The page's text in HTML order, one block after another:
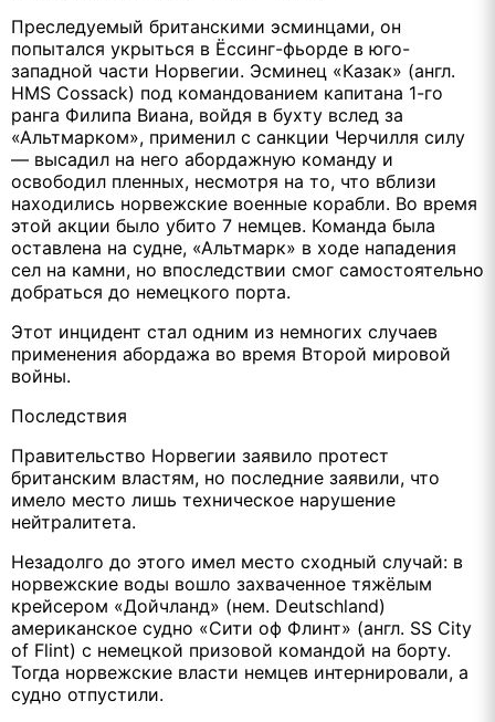
Преследуемый британскими эсминцами, он
попытался укрыться в Ёссинг-фьорде в юго-
западной части Норвегии. Эсминец «Казак» (англ.
HMS Cossack) под командованием капитана 1-го
ранга Филипа Виана, войдя в бухту вслед за
«Альтмарком», применил с санкции Черчилля силу
— высадил на него абордажную команду и
освободил пленных, несмотря на то, что вблизи
находились норвежские военные корабли. Во время
этой акции было убито 7 немцев. Команда была
оставлена на судне, «Альтмарк» в ходе нападения
сел на камни, но впоследствии смог самостоятельно
добраться до немецкого порта.
Этот инцидент стал одним из немногих случаев
применения абордажа во время Второй мировой
войны.
Последствия
Правительство Норвегии заявило протест
британским властям, но последние заявили, что
имело место лишь техническое нарушение
нейтралитета.
Незадолго до этого имел место сходный случай: в
норвежские воды вошло захваченное тяжёлым
крейсером «Дойчланд» (нем. Deutschland)
американское судно «Сити оф Флинт» (англ. SS City
of Flint) с немецкой призовой командой на борту.
Тогда норвежские власти немцев интернировали, а
судно отпустили.